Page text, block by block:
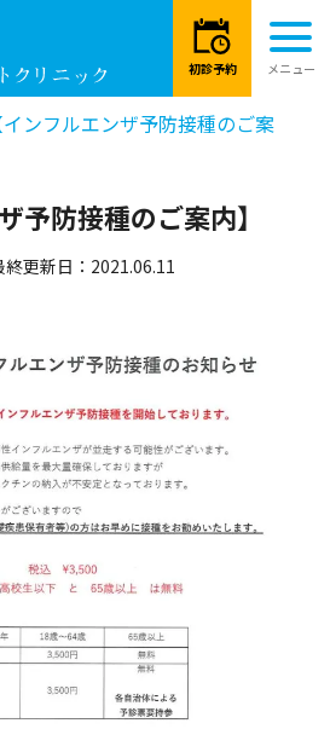
インフルエンザ予防接種のご案
予防接種のご案内】
終更新日：2021.06.11